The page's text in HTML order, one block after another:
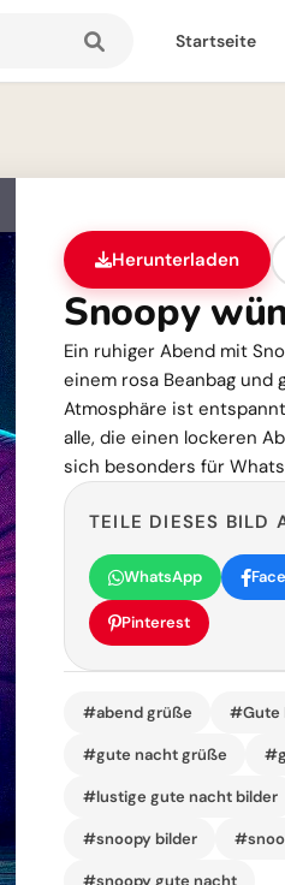
Startseite
Herunterladen
Snoopy
Ein ruhiger Abend mit
einem rosa Beanbag und
Atmosphäre ist
alle, die einen lockeren
sich besonders für
TEILE DIESES BILD
WhatsApp
Pinterest
#abend grüße #Gute
#gute nacht grüße
#lustige gute nacht bilder
#snoopy bilder
#snoopy gute nacht